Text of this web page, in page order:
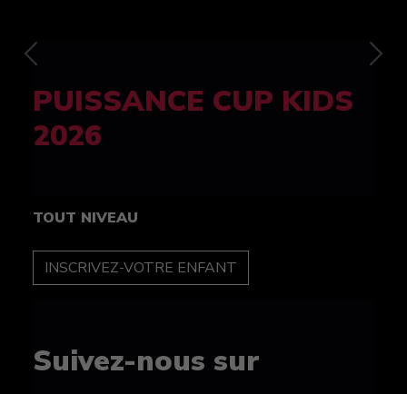
FELINE CUP 100%
féminine
TOUT NIVEAU
INSCRIPTION
Suivez-nous sur
Previous Next